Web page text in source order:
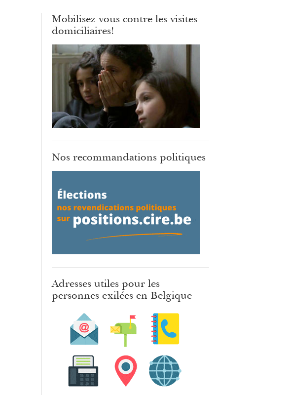
Mobilisez-vous contre les visites
domiciliaires!
Nos recommandations politiques
Adresses utiles pour les
personnes exilées en Belgique